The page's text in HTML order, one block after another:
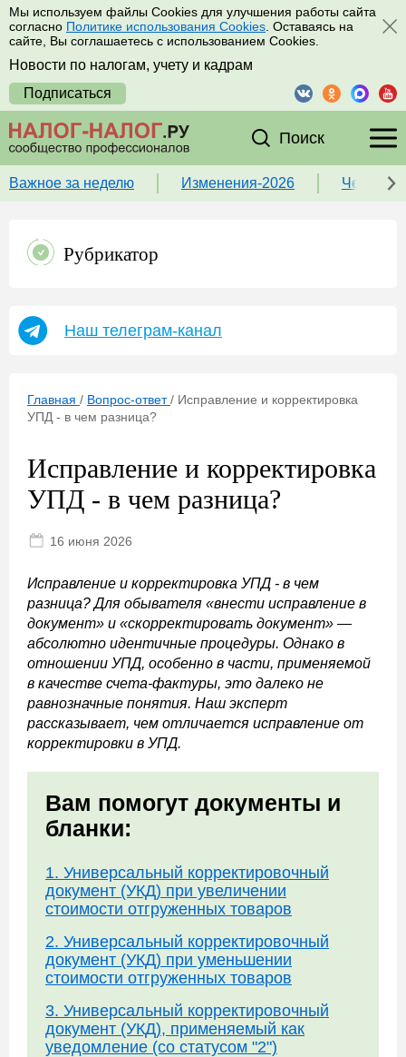
Мы используем файлы Cookies для улучшения работы сайта
согласно Политике использования Cookies . Оставаясь на
сайте, Вы соглашаетесь с использованием Cookies.
Новости по налогам, учету и кадрам
Подписаться
Поиск
Важное за неделю Изменения-2026 Чек-
Рубрикатор
Наш телеграм-канал
Главная / Вопрос-ответ / Исправление и корректировка
УПД - в чем разница?
Исправление и корректировка
УПД - в чем разница?
16 июня 2026
Исправление и корректировка УПД - в чем
разница? Для обывателя «внести исправление в
документ» и «скорректировать документ» —
абсолютно идентичные процедуры. Однако в
отношении УПД, особенно в части, применяемой
в качестве счета-фактуры, это далеко не
равнозначные понятия. Наш эксперт
рассказывает, чем отличается исправление от
корректировки в УПД.
Вам помогут документы и
бланки:
1. Универсальный корректировочный
документ (УКД) при увеличении
стоимости отгруженных товаров
2. Универсальный корректировочный
документ (УКД) при уменьшении
стоимости отгруженных товаров
3. Универсальный корректировочный
документ (УКД), применяемый как
уведомление (со статусом "2")